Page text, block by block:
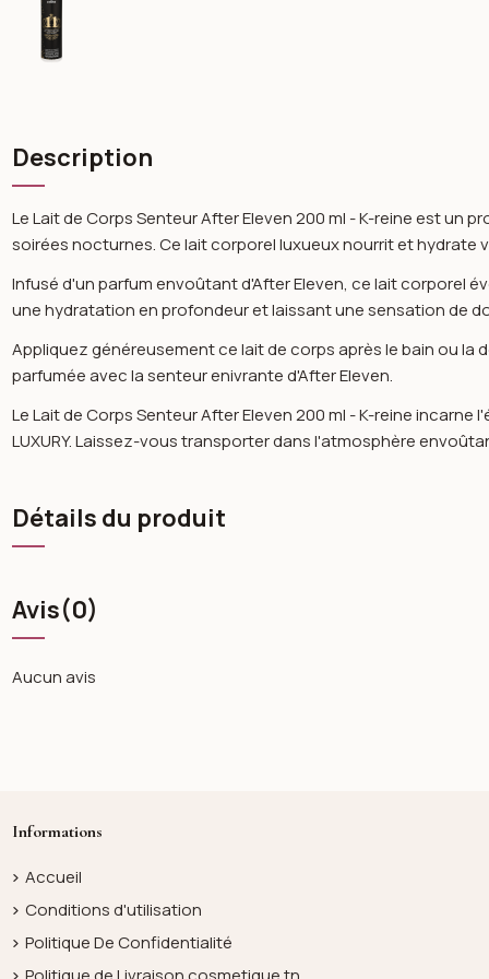
Description
Le Lait de Corps Senteur After Eleven 200 ml - K-reine est un
soirées nocturnes. Ce lait corporel luxueux nourrit et
Infusé d'un parfum envoûtant d'After Eleven, ce lait corporel
une hydratation en profondeur et laissant une sensation de
Appliquez généreusement ce lait de corps après le bain ou
parfumée avec la senteur enivrante d'After Eleven.
Le Lait de Corps Senteur After Eleven 200 ml - K-reine
LUXURY. Laissez-vous transporter dans l'atmosphère
Détails du produit
Avis(0)
Aucun avis
Informations
Accueil
Conditions d'utilisation
Politique De Confidentialité